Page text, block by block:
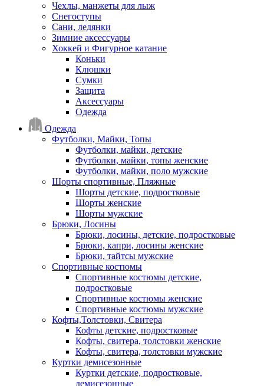
Чехлы, манжеты для лыж
Снегоступы
Сани, ледянки
Зимние аксессуары
Хоккей и Фигурное катание
Коньки
Клюшки
Сумки
Защита
Аксессуары
Одежда
Одежда
Футболки, Майки, Топы
Футболки, майки, детские
Футболки, майки, топы женские
Футболки, майки, поло мужские
Шорты спортивные, Пляжные
Шорты детские, подростковые
Шорты женские
Шорты мужские
Брюки, Лосины
Брюки, лосины, детские, подростковые
Брюки, капри, лосины женские
Брюки, тайтсы мужские
Спортивные костюмы
Спортивные костюмы детские,
подростковые
Спортивные костюмы женские
Спортивные костюмы мужские
Кофты,Толстовки, Свитера
Кофты детские, подростковые
Кофты, свитера, толстовки женские
Кофты, свитера, толстовки мужские
Куртки демисезонные
Куртки детские, подростковые,
демисезонные